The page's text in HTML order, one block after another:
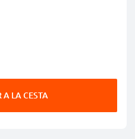
LA CESTA